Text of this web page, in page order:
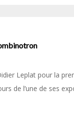
Leplat pour la
de l’une de ses